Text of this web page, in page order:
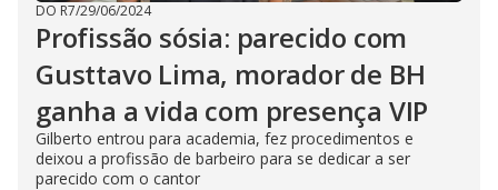
DO R7/29/06/2024
Profissão sósia: parecido com
Gusttavo Lima, morador de BH
ganha a vida com presença VIP
Gilberto entrou para academia, fez procedimentos e
deixou a profissão de barbeiro para se dedicar a ser
parecido com o cantor